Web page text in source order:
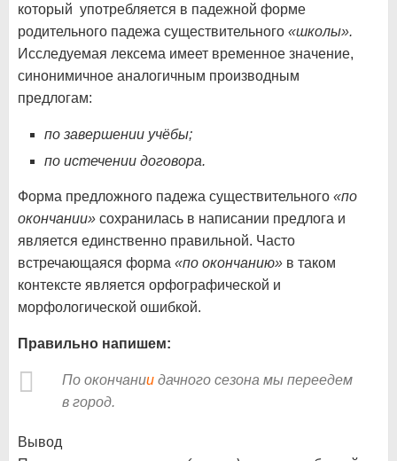
который употребляется в падежной форме
родительного падежа существительного «школы».
Исследуемая лексема имеет временное значение,
синонимичное аналогичным производным
предлогам:
по завершении учёбы;
по истечении договора.
Форма предложного падежа существительного «по
окончании» сохранилась в написании предлога и
является единственно правильной. Часто
встречающаяся форма «по окончанию» в таком
контексте является орфографической и
морфологической ошибкой.
Правильно напишем:
По окончании дачного сезона мы переедем
в город.
Вывод